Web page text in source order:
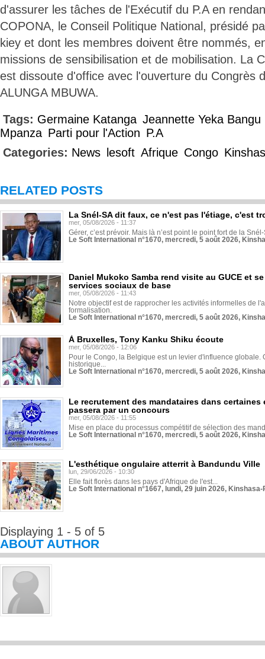
d'assurer les tâches de l'Exécutif du P.A en
COPONA, le Conseil Politique National, présidé
kiey et dont les membres doivent être nommés,
missions de sensibilisation et de mobilisation. La
est dissoute d'office avec l'ouverture du Congrès
ALUNGA MBUWA.
Tags: Germaine Katanga Jeannette Yeka Bangu
Mpanza Parti pour l'Action P.A
Categories: News lesoft Afrique Congo
RELATED POSTS
La Snél-SA dit faux, ce n'est pas l'étiage, c'est
mer, 05/08/2026 - 11:37
Gérer, c’est prévoir. Mais là n’est point le point fort de la
Le Soft International n°1670, mercredi, 5 août 2026,
Daniel Mukoko Samba rend visite au GUCE et
services sociaux de base
mer, 05/08/2026 - 11:43
Notre objectif est de rapprocher les activités informelles de
formalisation.
Le Soft International n°1670, mercredi, 5 août 2026,
À Bruxelles, Tony Kanku Shiku écoute
mer, 05/08/2026 - 12:06
Pour le Congo, la Belgique est un levier d'influence globale.
historique...
Le Soft International n°1670, mercredi, 5 août 2026,
Le recrutement des mandataires dans
passera par un concours
mer, 05/08/2026 - 11:55
Mise en place du processus compétitif de sélection des
Le Soft International n°1670, mercredi, 5 août 2026,
L'esthétique ongulaire atterrit à Bandundu Ville
lun, 29/06/2026 - 10:30
Elle fait florès dans les pays d'Afrique de l'est...
Le Soft International n°1667, lundi, 29 juin 2026,
Displaying 1 - 5 of 5
ABOUT AUTHOR